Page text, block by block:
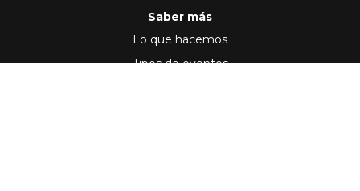
Saber más
Lo que hacemos
Tipos de eventos